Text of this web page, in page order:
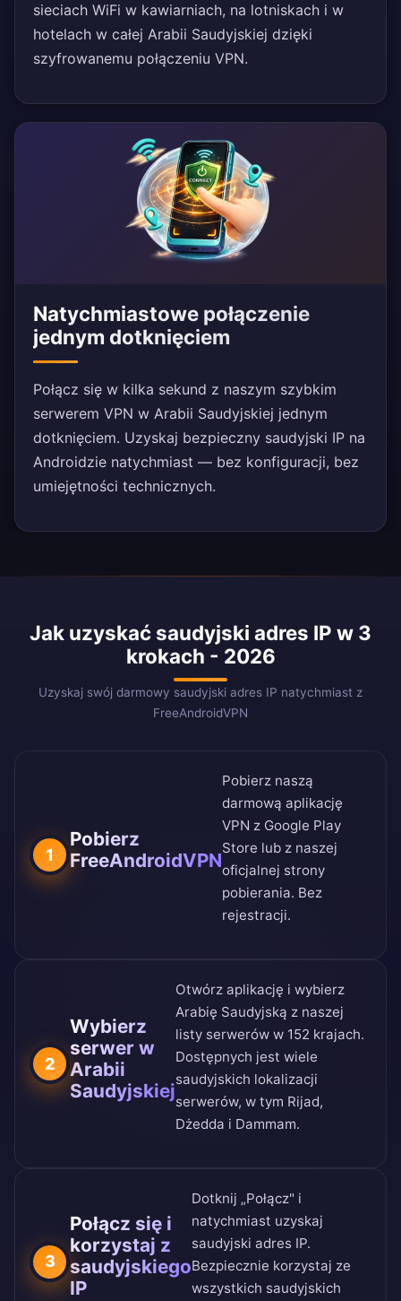
sieciach WiFi w kawiarniach, na lotniskach i w
hotelach w całej Arabii Saudyjskiej dzięki
szyfrowanemu połączeniu VPN.
Natychmiastowe połączenie
jednym dotknięciem
Połącz się w kilka sekund z naszym szybkim
serwerem VPN w Arabii Saudyjskiej jednym
dotknięciem. Uzyskaj bezpieczny saudyjski IP na
Androidzie natychmiast — bez konfiguracji, bez
umiejętności technicznych.
Jak uzyskać saudyjski adres IP w 3
krokach - 2026
Uzyskaj swój darmowy saudyjski adres IP natychmiast z
FreeAndroidVPN
1
Pobierz
FreeAndroidVPN
Pobierz naszą
darmową aplikację
VPN z Google Play
Store lub z naszej
oficjalnej strony
pobierania. Bez
rejestracji.
2
Wybierz
serwer w
Arabii
Saudyjskiej
Otwórz aplikację i wybierz
Arabię Saudyjską z naszej
listy serwerów w 152 krajach.
Dostępnych jest wiele
saudyjskich lokalizacji
serwerów, w tym Rijad,
Dżedda i Dammam.
3
Połącz się i
korzystaj z
saudyjskiego
IP
Dotknij „Połącz" i
natychmiast uzyskaj
saudyjski adres IP.
Bezpiecznie korzystaj ze
wszystkich saudyjskich